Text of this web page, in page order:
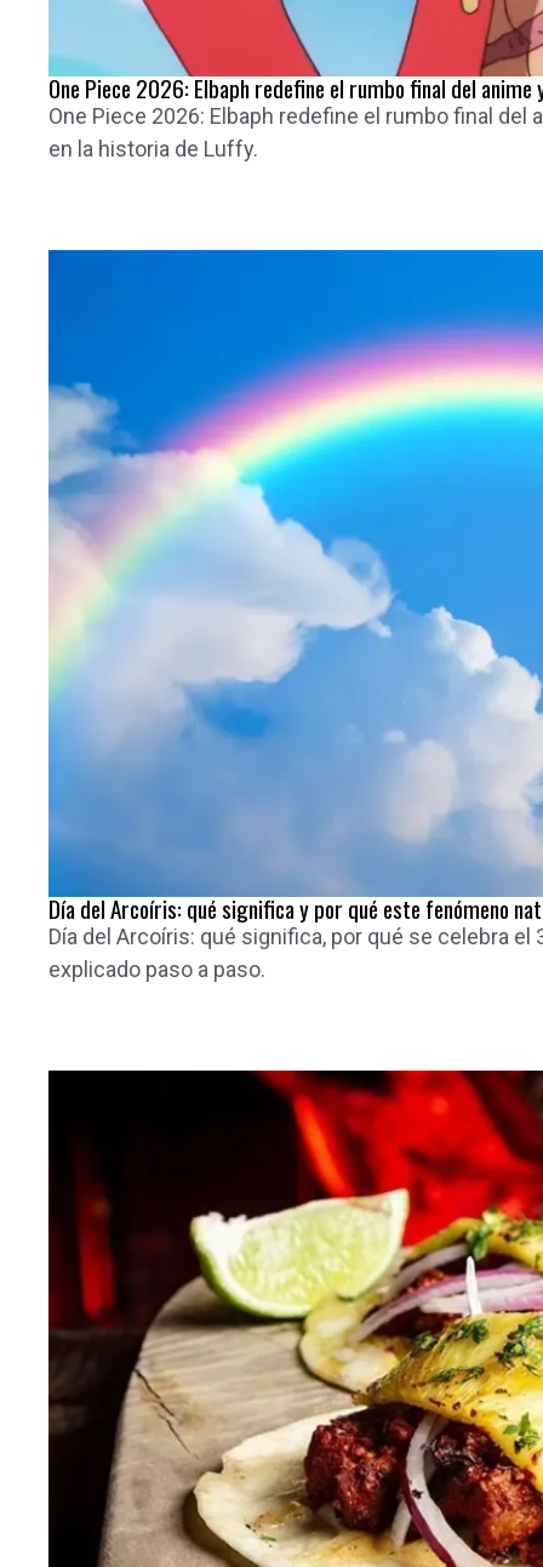
One Piece 2026: Elbaph redefine el rumbo final del
One Piece 2026: Elbaph redefine el rumbo final
en la historia de Luffy.
Día del Arcoíris: qué significa y por qué este fenómeno
Día del Arcoíris: qué significa, por qué se celebra
explicado paso a paso.